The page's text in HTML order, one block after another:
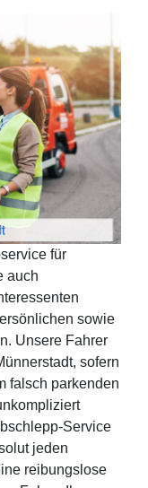
für
auch
sowie
Unsere Fahrer
sofern
falsch parkenden
Service
jeden
reibungslose